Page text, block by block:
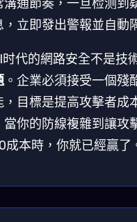
立即發出警報並自動
代的網路安全不是技
。企業必須接受一個殘
，目標是提高攻擊者成
當你的防線複雜到讓攻
成本時，你就已經贏了